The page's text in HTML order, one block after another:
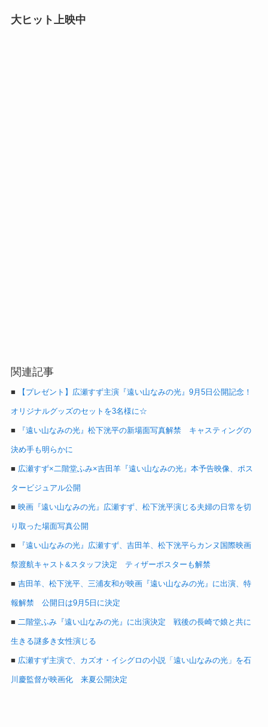
大ヒット上映中
関連記事
■ 【プレゼント】広瀬すず主演『遠い山なみの光』9月5日公開記念！
オリジナルグッズのセットを3名様に☆
■ 『遠い山なみの光』松下洸平の新場面写真解禁 キャスティングの
決め手も明らかに
■ 広瀬すず×二階堂ふみ×吉田羊『遠い山なみの光』本予告映像、ポス
タービジュアル公開
■ 映画『遠い山なみの光』広瀬すず、松下洸平演じる夫婦の日常を切
り取った場面写真公開
■ 『遠い山なみの光』広瀬すず、吉田羊、松下洸平らカンヌ国際映画
祭渡航キャスト&スタッフ決定 ティザーポスターも解禁
■ 吉田羊、松下洸平、三浦友和が映画『遠い山なみの光』に出演、特
報解禁 公開日は9月5日に決定
■ 二階堂ふみ『遠い山なみの光』に出演決定 戦後の長崎で娘と共に
生きる謎多き女性演じる
■ 広瀬すず主演で、カズオ・イシグロの小説「遠い山なみの光」を石
川慶監督が映画化 来夏公開決定